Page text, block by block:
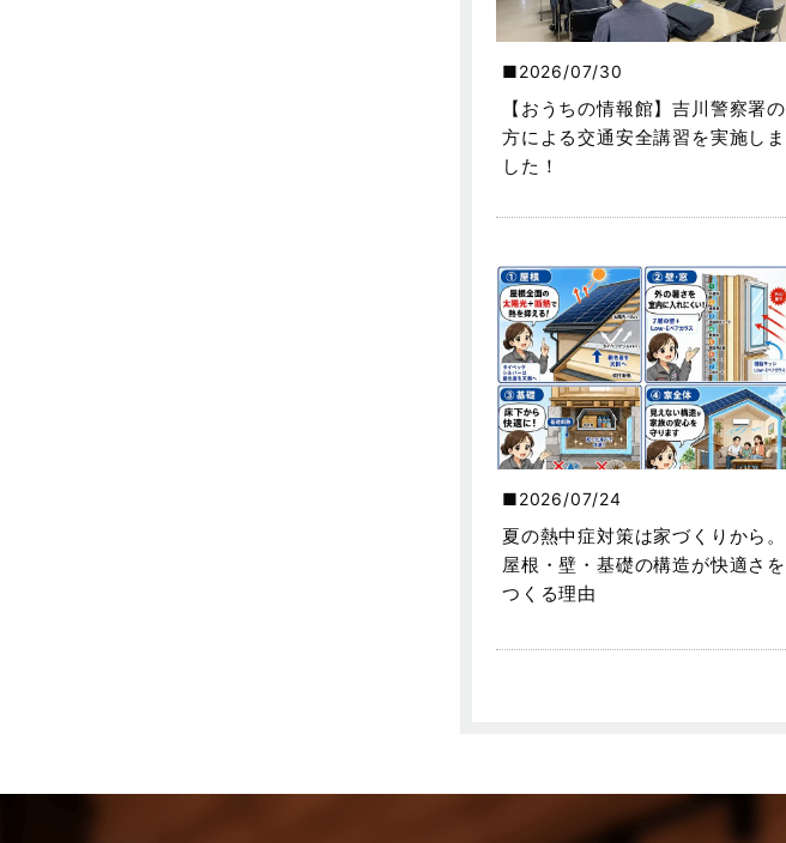
2026/07/30
【おうちの情報館】吉川警察署の
方による交通安全講習を実施しま
した！
2026/07/24
夏の熱中症対策は家づくりから。
屋根・壁・基礎の構造が快適さを
つくる理由
未分類
2023年10月